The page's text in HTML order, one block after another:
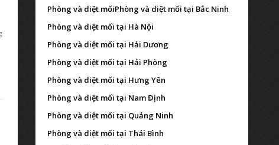
Phòng và diệt mốiPhòng và diệt mối tại Bắc Ninh
Phòng và diệt mối tại Hà Nội
Phòng và diệt mối tại Hải Dương
Phòng và diệt mối tại Hải Phòng
Phòng và diệt mối tại Hưng Yên
Phòng và diệt mối tại Nam Định
Phòng và diệt mối tại Quảng Ninh
Phòng và diệt mối tại Thái Bình